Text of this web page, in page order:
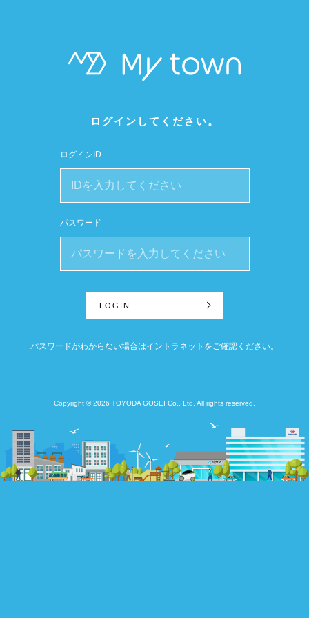
ログインしてください。
ログインID
パスワード
パスワードがわからない場合はイントラネットをご確認ください。
Copyright © 2026 TOYODA GOSEI Co., Ltd. All rights reserved.